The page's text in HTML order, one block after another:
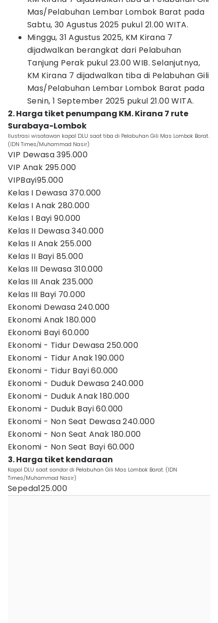
Mas/Pelabuhan Lembar Lombok Barat pada
Sabtu, 30 Agustus 2025 pukul 21.00 WITA.
Minggu, 31 Agustus 2025, KM Kirana 7
dijadwalkan berangkat dari Pelabuhan
Tanjung Perak pukul 23.00 WIB. Selanjutnya,
KM Kirana 7 dijadwalkan tiba di Pelabuhan Gili
Mas/Pelabuhan Lembar Lombok Barat pada
Senin, 1 September 2025 pukul 21.00 WITA.
2. Harga tiket penumpang KM. Kirana 7 rute
Surabaya-Lombok
Ilustrasi wisatawan kapal DLU saat tiba di Pelabuhan Gili Mas Lombok Barat.
(IDN Times/Muhammad Nasir)
VIP Dewasa 395.000
VIP Anak 295.000
VIPBayi95.000
Kelas I Dewasa 370.000
Kelas I Anak 280.000
Kelas I Bayi 90.000
Kelas II Dewasa 340.000
Kelas II Anak 255.000
Kelas II Bayi 85.000
Kelas III Dewasa 310.000
Kelas III Anak 235.000
Kelas III Bayi 70.000
Ekonomi Dewasa 240.000
Ekonomi Anak 180.000
Ekonomi Bayi 60.000
Ekonomi - Tidur Dewasa 250.000
Ekonomi - Tidur Anak 190.000
Ekonomi - Tidur Bayi 60.000
Ekonomi - Duduk Dewasa 240.000
Ekonomi - Duduk Anak 180.000
Ekonomi - Duduk Bayi 60.000
Ekonomi - Non Seat Dewasa 240.000
Ekonomi - Non Seat Anak 180.000
Ekonomi - Non Seat Bayi 60.000
3. Harga tiket kendaraan
Kapal DLU saat sandar di Pelabuhan Gili Mas Lombok Barat. (IDN
Times/Muhammad Nasir)
Sepeda125.000